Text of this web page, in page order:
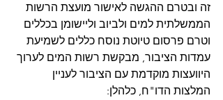
זה ובטרם ההגשה לאישור מועצת הרשות
הממשלתית למים ולביוב וליישומן בכללים
וטרם פרסום טיוטת נוסח כללים לשמיעת
עמדות הציבור, מבקשת רשות המים לערוך
היוועצות מוקדמת עם הציבור לעניין
המלצות הדו"ח, כלהלן: